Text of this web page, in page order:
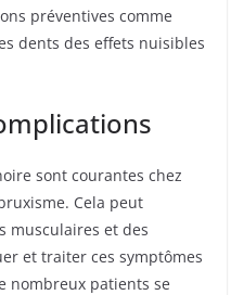
préventives comme
dents des effets nuisibles
sont courantes chez
Cela peut
musculaires et des
et traiter ces symptômes
nombreux patients se